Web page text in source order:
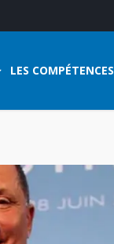
LES COMPÉTENCES